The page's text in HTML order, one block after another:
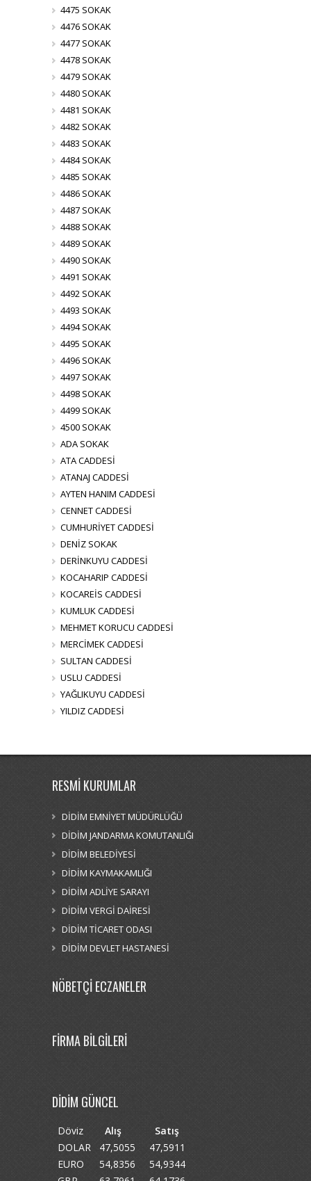
4475 SOKAK
4476 SOKAK
4477 SOKAK
4478 SOKAK
4479 SOKAK
4480 SOKAK
4481 SOKAK
4482 SOKAK
4483 SOKAK
4484 SOKAK
4485 SOKAK
4486 SOKAK
4487 SOKAK
4488 SOKAK
4489 SOKAK
4490 SOKAK
4491 SOKAK
4492 SOKAK
4493 SOKAK
4494 SOKAK
4495 SOKAK
4496 SOKAK
4497 SOKAK
4498 SOKAK
4499 SOKAK
4500 SOKAK
ADA SOKAK
ATA CADDESİ
ATANAJ CADDESİ
AYTEN HANIM CADDESİ
CENNET CADDESİ
CUMHURİYET CADDESİ
DENİZ SOKAK
DERİNKUYU CADDESİ
KOCAHARIP CADDESİ
KOCAREİS CADDESİ
KUMLUK CADDESİ
MEHMET KORUCU CADDESİ
MERCİMEK CADDESİ
SULTAN CADDESİ
USLU CADDESİ
YAĞLIKUYU CADDESİ
YILDIZ CADDESİ
RESMİ KURUMLAR
DİDİM EMNİYET MÜDÜRLÜĞÜ
DİDİM JANDARMA KOMUTANLIĞI
DİDİM BELEDİYESİ
DİDİM KAYMAKAMLIĞI
DİDİM ADLİYE SARAYI
DİDİM VERGİ DAİRESİ
DİDİM TİCARET ODASI
DİDİM DEVLET HASTANESİ
NÖBETÇİ ECZANELER
FİRMA BİLGİLERİ
DİDİM GÜNCEL
Döviz Alış
Satış
DOLAR
47,5055
47,5911
EURO
54,8356
54,9344